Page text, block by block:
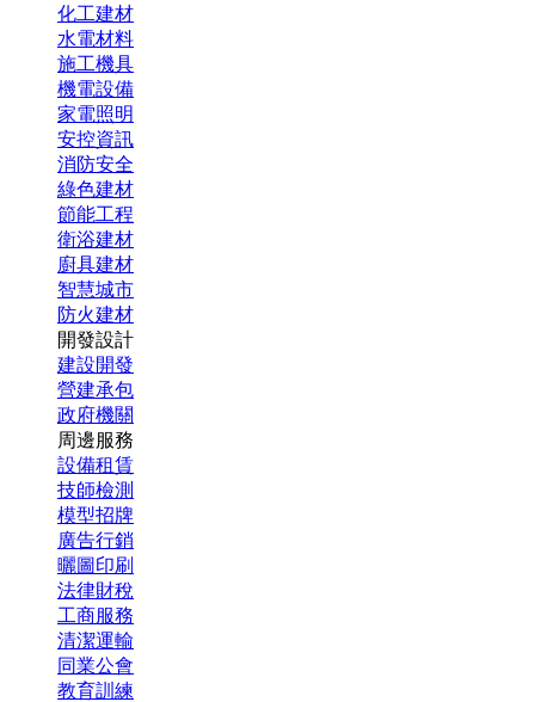
化工建材
水電材料
施工機具
機電設備
家電照明
安控資訊
消防安全
綠色建材
節能工程
衛浴建材
廚具建材
智慧城市
防火建材
開發設計
建設開發
營建承包
政府機關
周邊服務
設備租賃
技師檢測
模型招牌
廣告行銷
曬圖印刷
法律財稅
工商服務
清潔運輸
同業公會
教育訓練